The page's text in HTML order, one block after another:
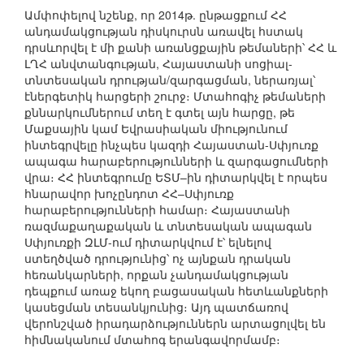
Ամփոփելով նշենք, որ 2014թ. ընթացքում ՀՀ
անդամակցության դիսկուրսն առավել հստակ
դրսևորվել է մի քանի առանցքային թեմաների՝ ՀՀ և
ԼՂՀ անվտանգության, Հայաստանի սոցիալ-
տնտեսական դրության/զարգացման, ներառյալ՝
էներգետիկ հարցերի շուրջ։ Մտահոգիչ թեմաների
քննարկումներում տեղ է գտել այն հարցը, թե
Մաքսային կամ Եվրասիական միությունում
ինտեգրվելը ինչպես կազդի Հայաստան-Սփյուռք
ապագա հարաբերությունների և զարգացումների
վրա։ ՀՀ ինտեգրումը ԵՏՄ–ին դիտարկվել է որպես
հնարավոր խոչընդոտ ՀՀ–Սփյուռք
հարաբերությունների համար։ Հայաստանի
ռազմաքաղաքական և տնտեսական ապագան
Սփյուռքի ԶԼՄ-ում դիտարկվում է՝ ելնելով
ստեղծված դրությունից՝ ոչ այնքան դրական
հեռանկարների, որքան չանդամակցության
դեպքում առաջ եկող բացասական հետևանքների
կասեցման տեսանկյունից։ Այդ պատճառով
վերոնշված իրադարձություններն արտացոլվել են
հիմնականում մտահոգ երանգավորմամբ։